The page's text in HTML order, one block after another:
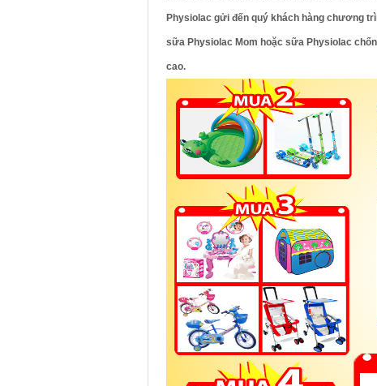
Physiolac gửi đến quý khách hàng chương
sữa Physiolac Mom hoặc sữa Physiolac
cao.